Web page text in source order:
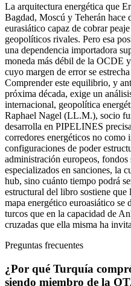
La arquitectura energética que
Bagdad, Moscú y Teherán hace
eurasiático capaz de cobrar
geopolíticos rivales. Pero esa
una dependencia importadora
moneda más débil de la OCDE
cuyo margen de error se
Comprender este equilibrio, y
próxima década, exige un
internacional, geopolítica
Raphael Nagel (LL.M.), socio
desarrolla en PIPELINES
corredores energéticos no como
configuraciones de poder
administración europeos,
especializados en sanciones, la
hub, sino cuánto tiempo podrá
estructural del libro sostiene
mapa energético euroasiático se
turcos que en la capacidad de
cruzadas que ella misma ha
Preguntas frecuentes
¿Por qué Turquía
siendo miembro de la